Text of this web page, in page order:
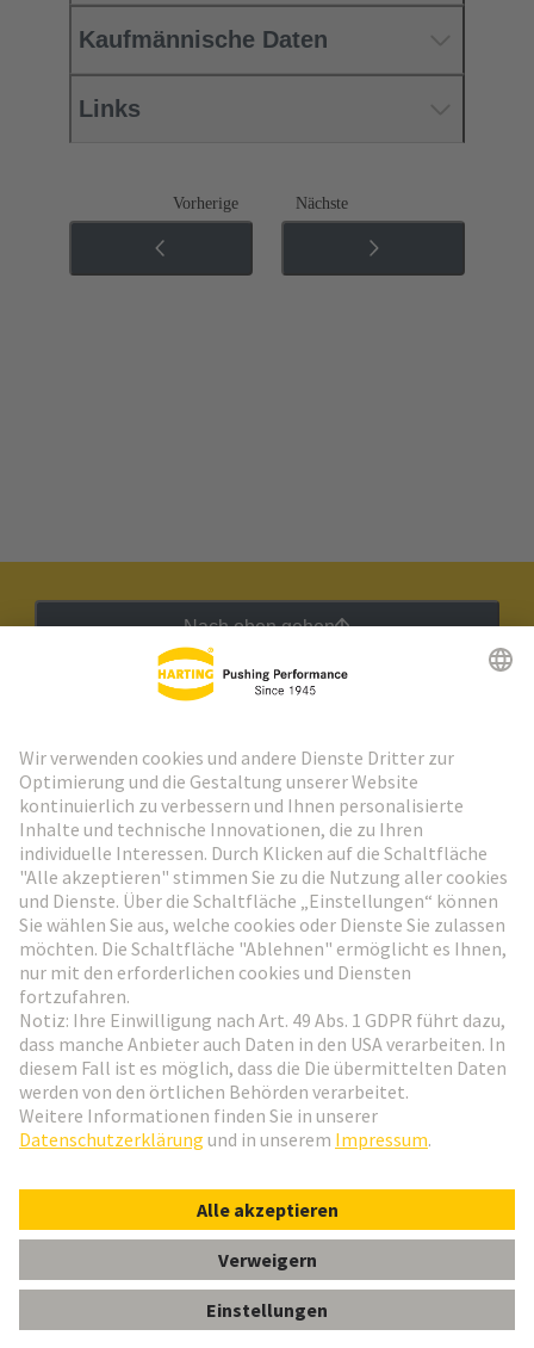
har-flex HD-Card Edge 100p PL1 SAMPLE
Kaufmännische Daten
Links
Vorherige Nächste
Nach oben gehen
Weiter zur Anmeldung
Social Media
Deutschland Deutsch
© HARTING Technologiegruppe
ImpressumDatenschutz-ErklärungCookie-Einstellungen
Kundeninformation